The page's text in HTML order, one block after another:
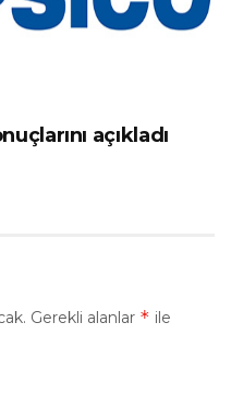
açıkladı
Gerekli alanlar * ile